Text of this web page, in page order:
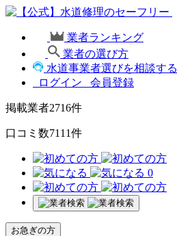
業者ランキング
業者の選び方
水道事業者選びを相談する
ログイン
会員登録
掲載業者2716件
口コミ数7111件
0
お急ぎの方